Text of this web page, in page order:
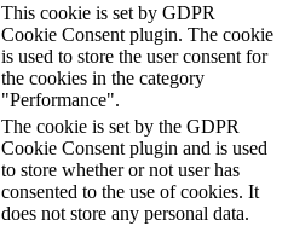
This cookie is set by GDPR
Cookie Consent plugin. The cookie
is used to store the user consent for
the cookies in the category
"Performance".
The cookie is set by the GDPR
Cookie Consent plugin and is used
to store whether or not user has
consented to the use of cookies. It
does not store any personal data.